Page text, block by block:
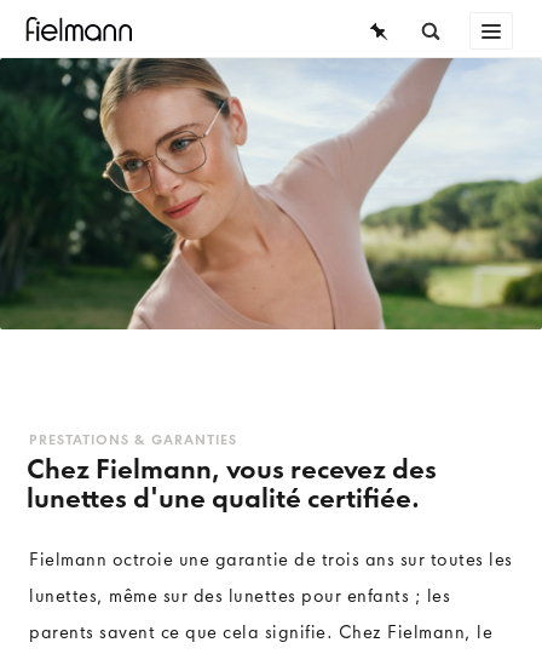
LUNETTES
LUNETTES DE SOLEIL
LENTILLES DE CONTACT
CONNAISSANCES
PRESTATIONS & GARANTIES
Chez Fielmann, vous recevez des
lunettes d'une qualité certifiée.
Fielmann octroie une garantie de trois ans sur toutes les
lunettes, même sur des lunettes pour enfants ; les
parents savent ce que cela signifie. Chez Fielmann, le